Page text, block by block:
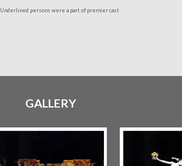
Underlined persons were a part of premier cast
GALLERY